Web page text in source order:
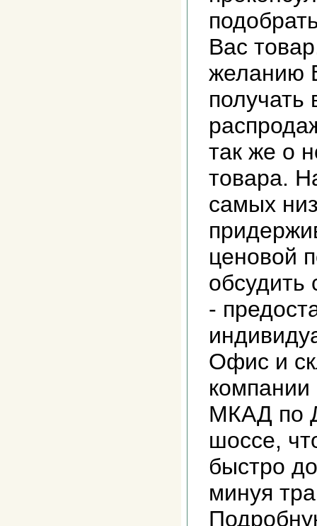
Вас
желанию
так же о
товара.
самых
ценовой
-
Офис и
компании
МКАД по
шоссе,
быстро
минуя